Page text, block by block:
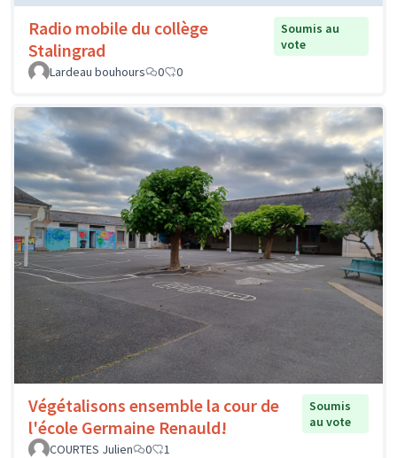
Radio mobile du collège
Stalingrad
Soumis au
vote
Lardeau bouhours
0 0
Végétalisons ensemble la cour de
l'école Germaine Renauld!
Soumis
au vote
COURTES Julien
0 1